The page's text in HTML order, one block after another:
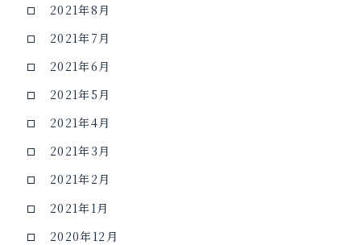
2021年8月
2021年7月
2021年6月
2021年5月
2021年4月
2021年3月
2021年2月
2021年1月
2020年12月